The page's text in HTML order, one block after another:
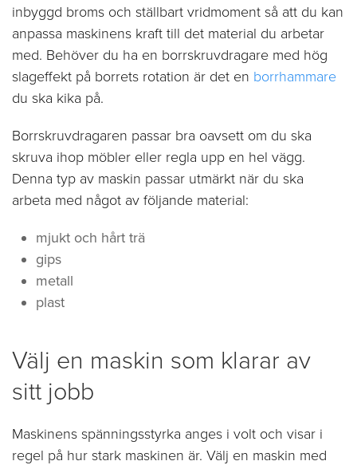
inbyggd broms och ställbart vridmoment så att du kan
anpassa maskinens kraft till det material du arbetar
med. Behöver du ha en borrskruvdragare med hög
slageffekt på borrets rotation är det en borrhammare
du ska kika på.
Borrskruvdragaren passar bra oavsett om du ska
skruva ihop möbler eller regla upp en hel vägg.
Denna typ av maskin passar utmärkt när du ska
arbeta med något av följande material:
mjukt och hårt trä
gips
metall
plast
Välj en maskin som klarar av
sitt jobb
Maskinens spänningsstyrka anges i volt och visar i
regel på hur stark maskinen är. Välj en maskin med